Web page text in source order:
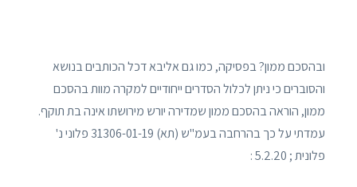
ובהסכם ממון? בפסיקה, כמו גם אליבא דכל הכותבים בנושא
והסוברים כי ניתן לכלול הסדרים ייחודיים למקרה מוות בהסכם
ממון, הוראה בהסכם ממון שמדירה יורש מירושתו אינה בת תוקף.
עמדתי על כך בהרחבה בעמ"ש (תא) 31306-01-19 פלוני נ'
פלונית ; 5.2.20 :